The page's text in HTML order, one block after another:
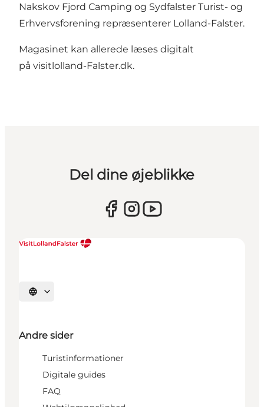
Nakskov Fjord Camping og Sydfalster Turist- og
Erhvervsforening repræsenterer Lolland-Falster.
Magasinet kan allerede læses digitalt
på visitlolland-Falster.dk.
Del dine øjeblikke
Vælg sprog
Andre sider
Turistinformationer
Digitale guides
FAQ